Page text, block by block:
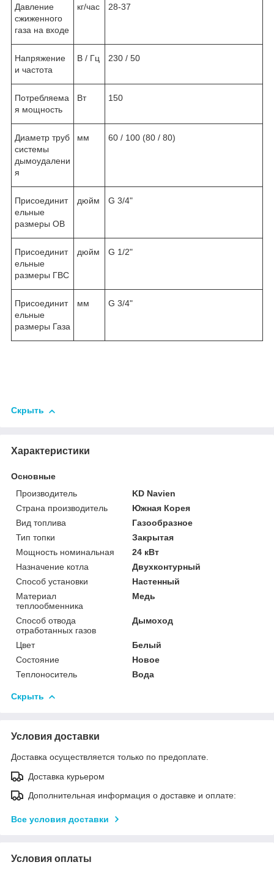
Давление
сжиженного
газа на входе
кг/час 28-37
Напряжение
и частота
В / Гц 230 / 50
Потребляема
я мощность
Вт 150
Диаметр труб
системы
дымоудалени
я
мм 60 / 100 (80 / 80)
Присоединит
ельные
размеры ОВ
дюйм G 3/4"
Присоединит
ельные
размеры ГВС
дюйм G 1/2"
Присоединит
ельные
размеры Газа
мм G 3/4"
Скрыть
Характеристики
Основные
Производитель
KD Navien
Страна производитель
Южная Корея
Вид топлива
Газообразное
Тип топки
Закрытая
Мощность номинальная
24 кВт
Назначение котла
Двухконтурный
Способ установки
Настенный
Материал
теплообменника
Медь
Способ отвода
отработанных газов
Дымоход
Цвет
Белый
Состояние
Новое
Теплоноситель
Вода
Скрыть
Условия доставки
Доставка осуществляется только по предоплате.
Доставка курьером
Дополнительная информация о доставке и оплате:
Все условия доставки
Условия оплаты